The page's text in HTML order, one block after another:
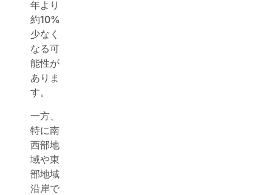
年より
約10%
少なく
なる可
能性が
ありま
す。
一方、
特に南
西部地
域や東
部地域
沿岸で